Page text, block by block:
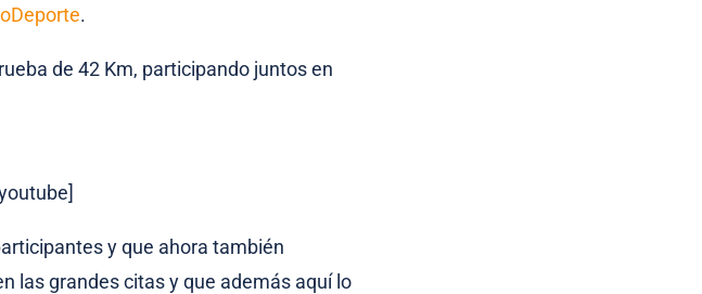
.
de 42 Km, participando juntos en
y que ahora también
las grandes citas y que además aquí lo